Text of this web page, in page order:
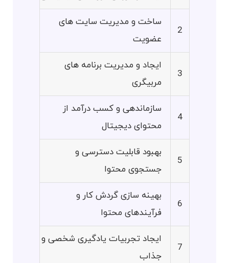
2
ساخت و مدیریت سایت های
عضویت
3
ایجاد و مدیریت برنامه های
مربیگری
4
سازماندهی و کسب درآمد از
محتوای دیجیتال
5
بهبود قابلیت دسترسی و
جستجوی محتوا
6
بهینه سازی گردش کار و
فرآیندهای محتوا
7
ایجاد تجربیات یادگیری شخصی و
جذاب